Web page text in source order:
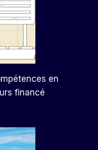
en
financé